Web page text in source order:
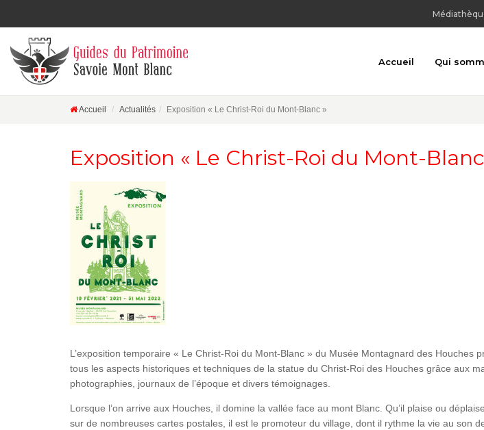
Accueil Qui
Accueil Actualités Exposition « Le Christ-Roi du Mont-Blanc »
Exposition « Le Christ-Roi du Mont-
L’exposition temporaire « Le Christ-Roi du Mont-Blanc » du Musée Montagnard des Houches
tous les aspects historiques et techniques de la statue du Christ-Roi des Houches grâce aux
photographies, journaux de l’époque et divers témoignages.
Lorsque l’on arrive aux Houches, il domine la vallée face au mont Blanc. Qu’il plaise ou
sur de nombreuses cartes postales, il est le promoteur du village, dont il rythme la vie au son